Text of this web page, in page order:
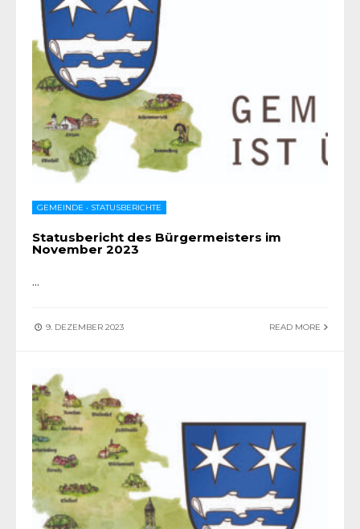
GEMEINDE • STATUSBERICHTE
Statusbericht des Bürgermeisters im
November 2023
...
9. DEZEMBER 2023 READ MORE